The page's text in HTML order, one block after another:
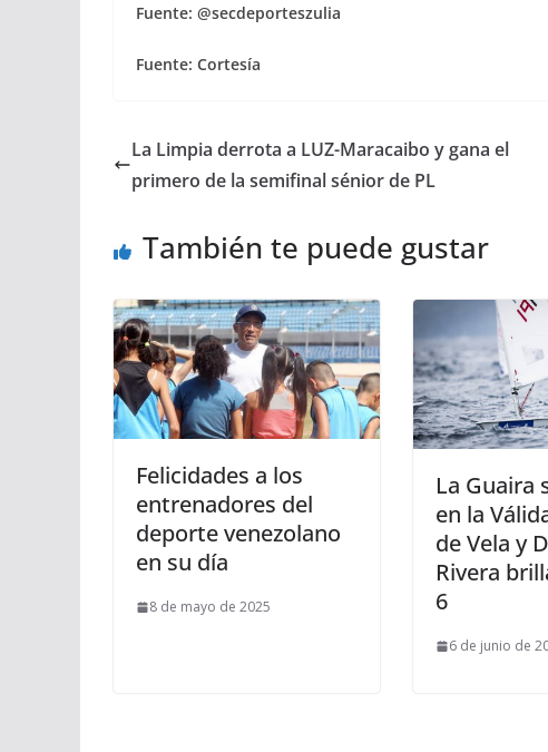
Fuente: @secdeporteszulia
Fuente: Cortesía
La Limpia derrota a LUZ-Maracaibo y gana el
primero de la semifinal sénior de PL
También te puede gustar
Felicidades a los
entrenadores del
deporte venezolano
en su día
8 de mayo de 2025
La Guaira
en la
de Vela y
Rivera
6
6 de junio de